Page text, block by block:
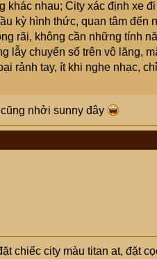
khác nhau; City xác định xe
kỳ hình thức, quan tâm đến
rãi, không cần những tính
lẫy chuyển số trên vô lăng,
rảnh tay, ít khi nghe nhạc,
nhởi sunny đây
chiếc city màu titan at, đặt